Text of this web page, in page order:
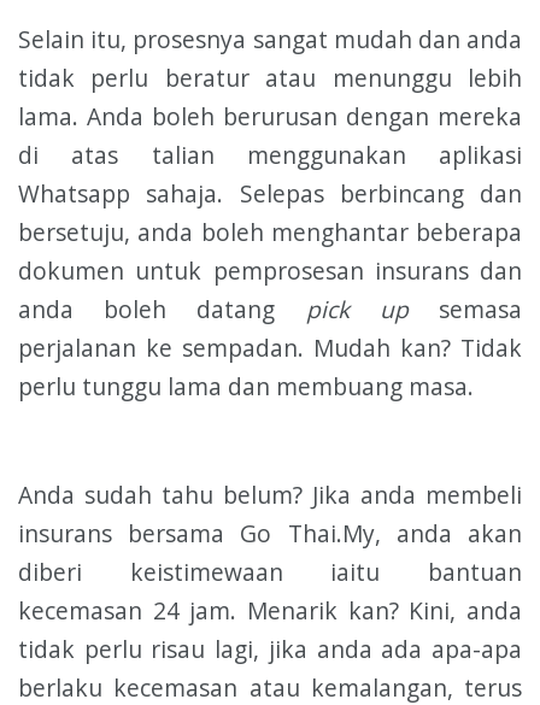
Selain itu, prosesnya sangat mudah dan anda
tidak perlu beratur atau menunggu lebih
lama. Anda boleh berurusan dengan mereka
di atas talian menggunakan aplikasi
Whatsapp sahaja. Selepas berbincang dan
bersetuju, anda boleh menghantar beberapa
dokumen untuk pemprosesan insurans dan
anda boleh datang pick upsemasa
perjalanan ke sempadan. Mudah kan? Tidak
perlu tunggu lama dan membuang masa.
Anda sudah tahu belum? Jika anda membeli
insurans bersama Go Thai.My, anda akan
diberi keistimewaan iaitu bantuan
kecemasan 24 jam. Menarik kan? Kini, anda
tidak perlu risau lagi, jika anda ada apa-apa
berlaku kecemasan atau kemalangan, terus